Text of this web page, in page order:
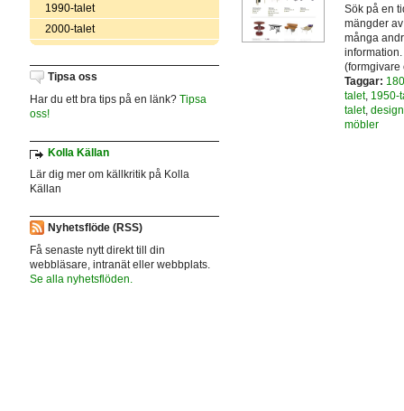
1990-talet
2000-talet
Tipsa oss
Har du ett bra tips på en länk? Tipsa
oss!
Kolla Källan
Lär dig mer om källkritik på Kolla
Källan
Nyhetsflöde (RSS)
Få senaste nytt direkt till din
webbläsare, intranät eller webbplats.
Se alla nyhetsflöden.
Sök på en
mängder
många
(formgivare
Taggar:
talet, 1950-
talet, design
möbler